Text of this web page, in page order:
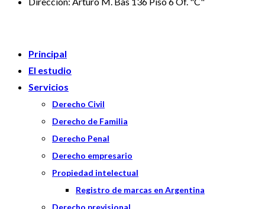
Principal
El estudio
Servicios
Derecho Civil
Derecho de Familia
Derecho Penal
Derecho empresario
Propiedad intelectual
Registro de marcas en Argentina
Derecho previsional